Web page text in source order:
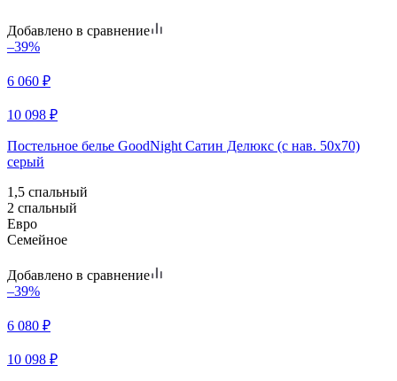
Добавлено в сравнение
–39%
6 060 ₽
10 098 ₽
Постельное белье GoodNight Сатин Делюкс (с нав. 50х70)
серый
1,5 спальный
2 спальный
Евро
Семейное
Добавлено в сравнение
–39%
6 080 ₽
10 098 ₽